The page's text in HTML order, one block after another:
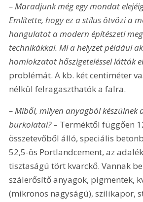
– Maradjunk még egy mondat
Említette, hogy ez a stílus ötvözi a
hangulatot a modern építészeti
technikákkal. Mi a helyzet például
homlokzatot hőszigeteléssel látták
problémát. A kb. két centiméter
nélkül felragaszthatók a falra.
– Miből, milyen anyagból készülnek
burkolatai? – Terméktől függően
összetevőből álló, speciális
52,5-ös Portlandcement, az
tisztaságú tört kvarckő. Vannak
szálerősítő anyagok, pigmentek,
(mikronos nagyságú), szilikapor,